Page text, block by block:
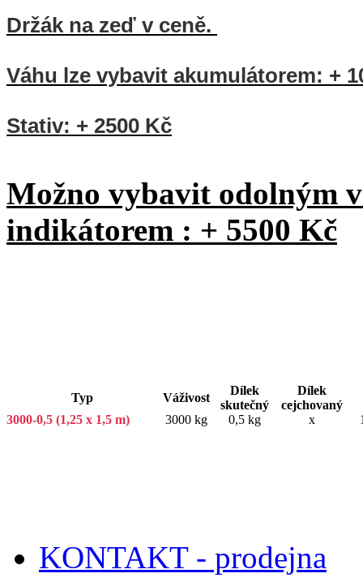
Držák na zeď v ceně.
Váhu lze vybavit akumulátorem: +
Stativ: + 2500 Kč
Možno vybavit odolným
indikátorem : + 5500 Kč
Typ Váživost
Dílek
skutečný
Dílek
cejchovaný
3000-0,5 (1,25 x 1,5 m)
3000 kg 0,5 kg x
KONTAKT - prodejna